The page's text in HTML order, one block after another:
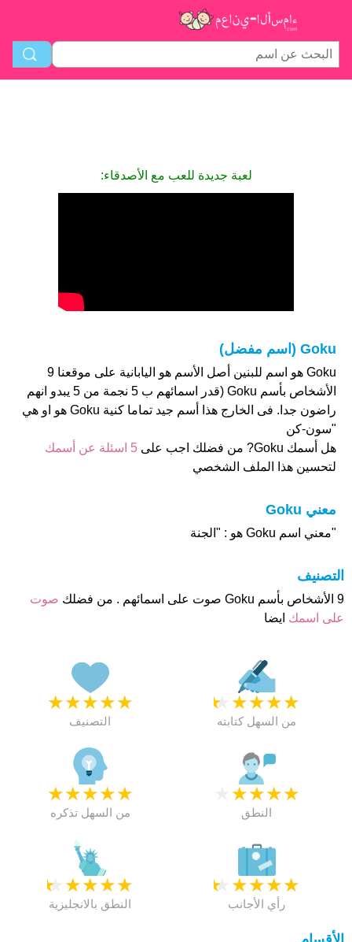
لعبة جديدة للعب مع الأصدقاء:
Goku (اسم مفضل)
Goku هو اسم للبنين أصل الأسم هو اليابانية على موقعنا 9
الأشخاص بأسم Goku (قدر اسمائهم ب 5 نجمة من 5 يبدو انهم
راضون جدا. فى الخارج هذا أسم جيد تماما كنية Goku هو او هي
"سون-كن
هل أسمك Goku? من فضلك اجب على
5 اسئلة عن أسمك
لتحسين هذا الملف الشخصي
معني Goku
"معني اسم Goku هو : "الجنة
التصنيف
9 الأشخاص بأسم Goku صوت على اسمائهم . من فضلك
صوت
على اسمك ايضا
★
★
★
★
★
التصنيف
★
★
★
★
★
من السهل كتابته
★
★
★
★
★
من السهل تذكره
★
★
★
★
النطق
★
★
★
★
★
النطق بالانجليزية
★
★
★
★
★
رأي الأجانب